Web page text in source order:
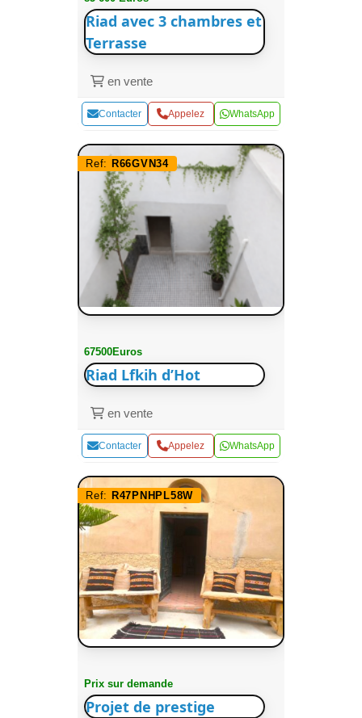
Riad avec 3 chambres et
Terrasse
en vente
Contacter Appelez WhatsApp
Ref: R66GVN34
67500Euros
Riad Lfkih d’Hot
en vente
Contacter Appelez WhatsApp
Ref: R47PNHPL58W
Prix sur demande
Projet de prestige